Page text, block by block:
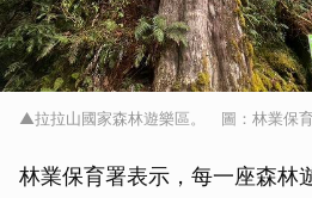
▲拉拉山國家森林遊樂區。 圖：林業保
林業保育署表示，每一座森林